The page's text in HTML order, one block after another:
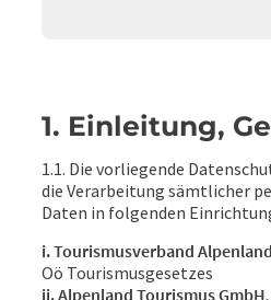
1. Einleitung,
1.1. Die vorliegende
die Verarbeitung sämtlicher
Daten in folgenden
i. Tourismusverband Alpenland
Oö Tourismusgesetzes
ii. Alpenland Tourismus GmbH